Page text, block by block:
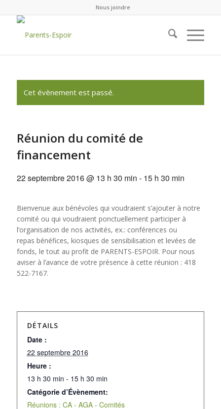
Nous joindre
Cet évènement est passé.
Réunion du comité de
financement
22 septembre 2016 @ 13 h 30 min - 15 h 30 min
Bienvenue aux bénévoles qui voudraient s’ajouter à notre
comité ou qui voudraient ponctuellement participer à
l’organisation de nos activités, ex.: conférences ou
repas bénéfices, kiosques de sensibilisation et levées de
fonds, le tout au profit de PARENTS-ESPOIR. Pour nous
aviser à l’avance de votre présence à cette réunion : 418
522-7167.
DÉTAILS
Date :
22 septembre 2016
Heure :
13 h 30 min - 15 h 30 min
Catégorie d’Évènement:
Réunions : CA - AGA - Comités